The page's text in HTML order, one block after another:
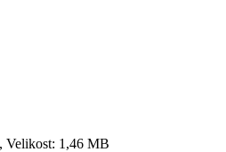
Velikost: 1,46 MB